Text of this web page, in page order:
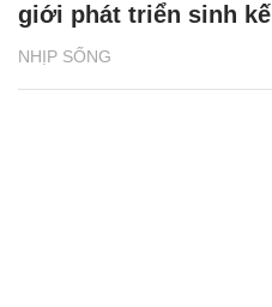
NHỊP SỐNG
giới phát triển sinh kế